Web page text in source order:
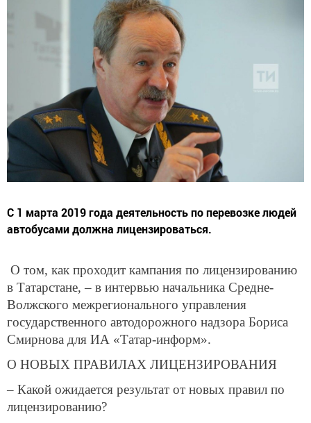
С 1 марта 2019 года деятельность по перевозке людей
автобусами должна лицензироваться.
О том, как проходит кампания по лицензированию
в Татарстане, – в интервью начальника Средне-
Волжского межрегионального управления
государственного автодорожного надзора Бориса
Смирнова для ИА «Татар-информ».
О НОВЫХ ПРАВИЛАХ ЛИЦЕНЗИРОВАНИЯ
– Какой ожидается результат от новых правил по
лицензированию?